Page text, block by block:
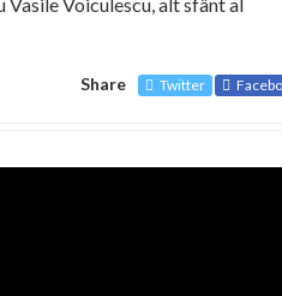
Share Twitter